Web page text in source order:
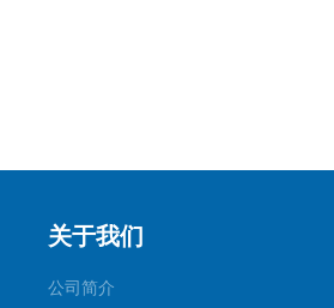
关于我们
公司简介